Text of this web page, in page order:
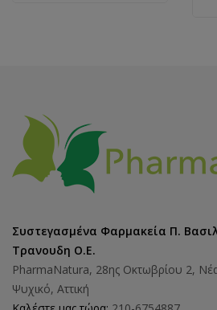
Συστεγασμένα Φαρμακεία Π.
Τρανουδη Ο.Ε.
PharmaNatura, 28ης Οκτωβρίου 2,
Ψυχικό, Αττική